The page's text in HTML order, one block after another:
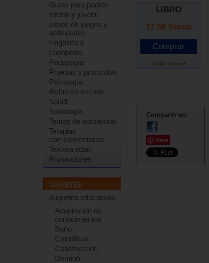
Guías para padres
Infantil y juvenil
Libros de juegos y
actividades
Lingüística
Logopedia
Pedagogía
Pruebas y protocolos
Psicología
Refuerzo escolar
Salud
Sociología
Temas de autoayuda
Terapias
complementarias
Tercera edad
Promociones
Juguetes educativos
Adquisición de
conocimientos
Baño
Científicos
Construcción
Dominó
LIBRO
17.50 Euros
19.43 Dólares*
Compartir en:
Save